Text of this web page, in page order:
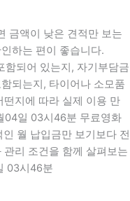
금액이 낮은 견적만 보는
하는 편이 좋습니다.
되어 있는지, 자기부담금
되는지, 타이어나 소모품
지에 따라 실제 이용 만
04일 03시46분 무료영화
월 납입금만 보기보다 전
리 조건을 함께 살펴보는
03시46분